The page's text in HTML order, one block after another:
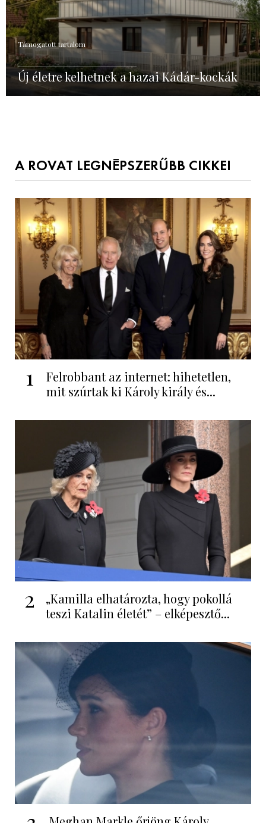
Támogatott tartalom
Új életre kelhetnek a hazai Kádár-kockák
A ROVAT LEGNÉPSZERŰBB CIKKEI
1
Felrobbant az internet: hihetetlen,
mit szúrtak ki Károly király és...
2
„Kamilla elhatározta, hogy pokollá
teszi Katalin életét” – elképesztő...